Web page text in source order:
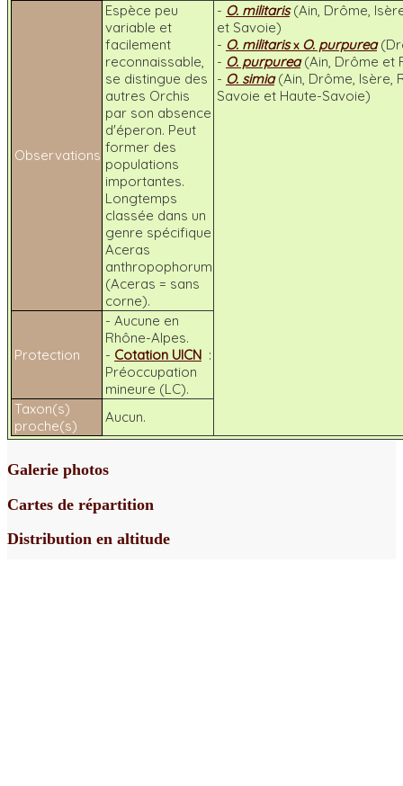
Observations
Espèce peu
variable et
facilement
reconnaissable,
se distingue des
autres Orchis
par son absence
d'éperon. Peut
former des
populations
importantes.
Longtemps
classée dans un
genre spécifique
Aceras
anthropophorum
(Aceras = sans
corne).
- O. militaris(Ain, Drôme,
et Savoie)
- O. militarisx O. purpurea
- O. purpurea(Ain, Drôme et
- O. simia(Ain, Drôme, Isère,
Savoie et Haute-Savoie)
Protection
- Aucune en
Rhône-Alpes.
- Cotation UICN :
Préoccupation
mineure (LC).
Taxon(s)
proche(s)
Aucun.
Galerie photos
Cartes de répartition
Distribution en altitude